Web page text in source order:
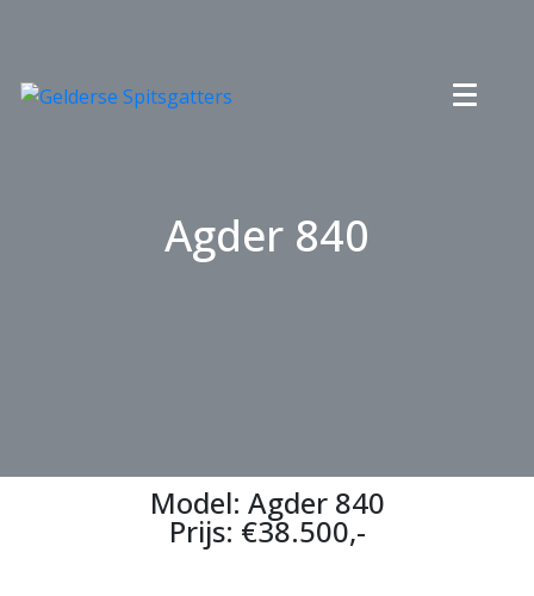
Agder 840
Model: Agder 840
Prijs: €38.500,-